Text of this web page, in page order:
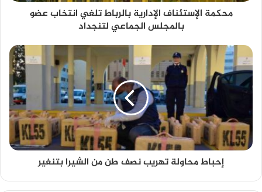
محكمة الإستئناف الإدارية بالرباط تلغي انتخاب عضو
بالمجلس الجماعي لتنجداد
إحباط محاولة تهريب نصف طن من الشيرا بتنغير